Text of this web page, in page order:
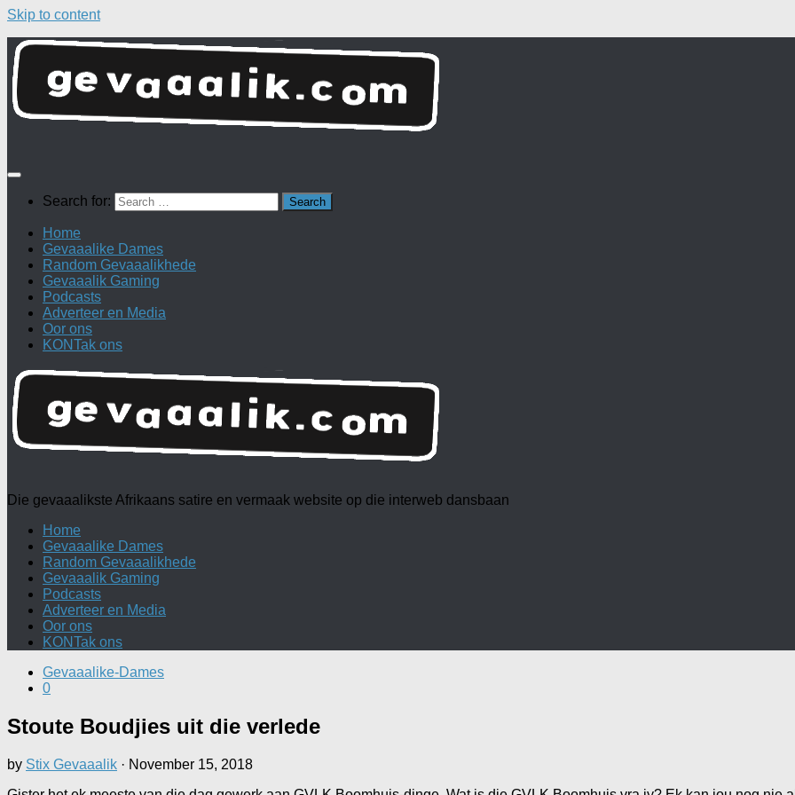
Skip to content
Search for:
Home
Gevaaalike Dames
Random Gevaaalikhede
Gevaaalik Gaming
Podcasts
Adverteer en Media
Oor ons
KONTak ons
Die gevaaalikste Afrikaans satire en vermaak website op die interweb dansbaan
Home
Gevaaalike Dames
Random Gevaaalikhede
Gevaaalik Gaming
Podcasts
Adverteer en Media
Oor ons
KONTak ons
Gevaaalike-Dames
0
Stoute Boudjies uit die verlede
by Stix Gevaaalik · November 15, 2018